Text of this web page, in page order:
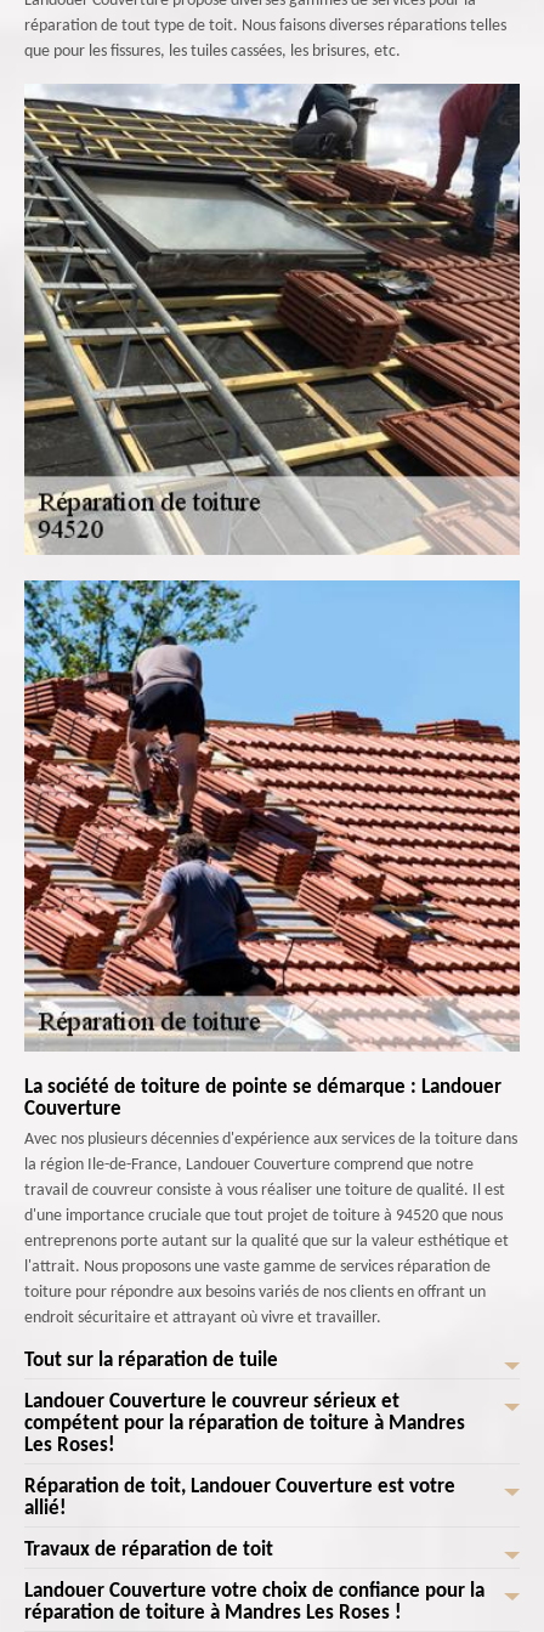
réparation de tout type de toit. Nous faisons diverses réparations telles
que pour les fissures, les tuiles cassées, les brisures, etc.
La société de toiture de pointe se démarque : Landouer
Couverture
Avec nos plusieurs décennies d'expérience aux services de la toiture dans
la région Ile-de-France, Landouer Couverture comprend que notre
travail de couvreur consiste à vous réaliser une toiture de qualité. Il est
d'une importance cruciale que tout projet de toiture à 94520 que nous
entreprenons porte autant sur la qualité que sur la valeur esthétique et
l'attrait. Nous proposons une vaste gamme de services réparation de
toiture pour répondre aux besoins variés de nos clients en offrant un
endroit sécuritaire et attrayant où vivre et travailler.
Tout sur la réparation de tuile
Avant de procéder aux travaux de réparation de toiture, il faut veiller à
ce que la couverture soit toujours propre. Cela permet ainsi d’avoir des
pour longtemps dans la toiture. Étant donné que la toiture constitue une
base favorable au développement de la mousse lorsqu’elle est en tuile, il
est recommandé de le traiter avec un produit anti-mousse. Pour cela, il
est essentiel pour éviter que les mousses et les lichens envahissent
rapidement le toit.
Landouer Couverture le couvreur sérieux et
compétent pour la réparation de toiture à Mandres
Les Roses!
N'ignorez pas les signes de détérioration de votre toiture. Contactez
Landouer Couverture pour une réparation efficace et assurée! Notre
équipe de professionnels expérimentés possède une vaste connaissance
Nous mettons notre savoir-faire à votre service pour diagnostiquer avec
précision les problèmes et effectuer des réparations durables. Nous
Réparation de toit, Landouer Couverture est votre
allié!
Votre toiture présente des signes de détérioration ou de fuites ? Pas de
panique, Landouer Couverture est là pour vous offrir une réparation
efficace et réalisée dans les meilleurs délais! Avec notre expérience et
Travaux de réparation de toit
Voulez-vous faire réparer votre toiture ? Vous voulez que votre toiture
soit refaite ? Notre équipe de couvreur est au service de votre demande.
Landouer Couverture votre choix de confiance pour la
réparation de toiture à Mandres Les Roses !